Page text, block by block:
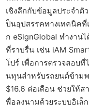
เชิงลึกกับข้อมูลประจำตั
ป็นอุปสรรคทางเทคนิคที่
ก eSignGlobal ทำงาน
ที่ราบรื่น เช่น iAM
โปร์ เพื่อการตรวจสอบที่
นทุนสำหรับรถยนต์ข้าม
$16.6 ต่อเดือน ช่วยให้ส
พื่อลงนามด้วยระบบอิเล็